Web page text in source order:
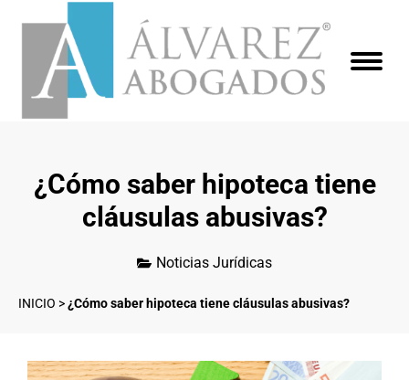
¿Cómo saber hipoteca tiene
cláusulas abusivas?
Noticias Jurídicas
INICIO >¿Cómo saber hipoteca tiene cláusulas abusivas?